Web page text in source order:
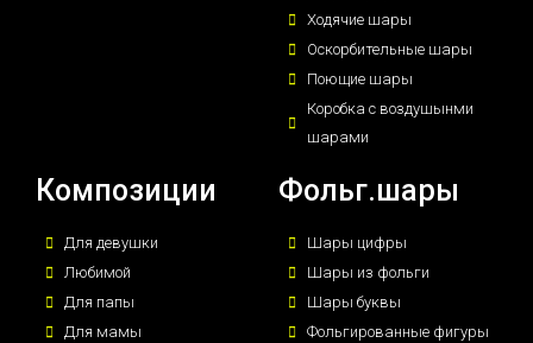
Ходячие шары
Оскорбительные шары
Поющие шары
Коробка с воздушынми
шарами
Композиции
Для девушки
Любимой
Для папы
Для мамы
Фольг.шары
Шары цифры
Шары из фольги
Шары буквы
Фольгированные фигуры